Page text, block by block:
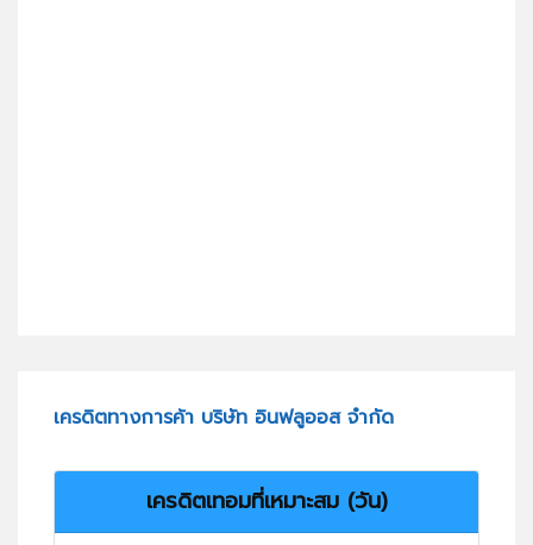
เครดิตทางการค้า บริษัท อินฟลูออส จำกัด
เครดิตเทอมที่เหมาะสม (วัน)